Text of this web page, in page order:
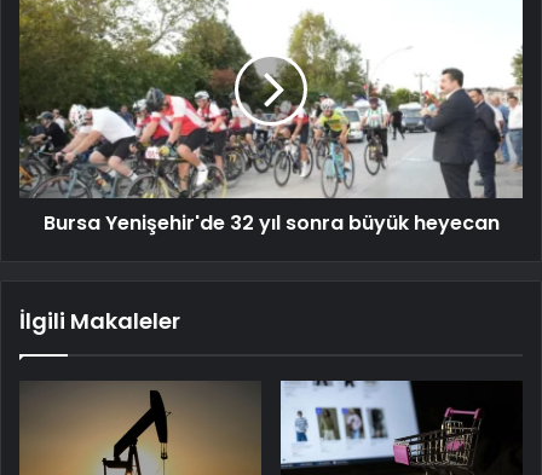
Bursa Yenişehir'de 32 yıl sonra büyük heyecan
İlgili Makaleler